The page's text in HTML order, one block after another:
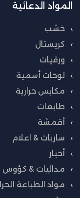
المواد الدعائية
خشب
كريستال
ورقيات
لوحات أسمية
مكابس حرارية
طابعات
أقمشة
ساريات & اعلام
أحبار
مداليات & كؤوس
مواد الطباعة